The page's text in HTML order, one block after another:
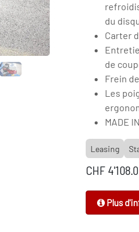
du
Carter
de
Frein
Les
MADE
Leasing
CHF
Plus